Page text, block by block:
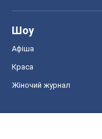
Шоу
Афіша
Краса
Жіночий журнал